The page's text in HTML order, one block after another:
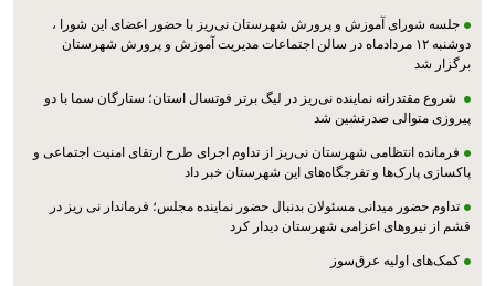
جلسه شورای آموزش و پرورش شهرستان نی‌ریز با حضور اعضای این شورا ،
دوشنبه ۱۲ مردادماه در سالن اجتماعات مدیریت آموزش و پرورش شهرستان
برگزار شد
شروع مقتدرانه نماینده نی‌ریز در لیگ برتر فوتسال استان؛ ستارگان سما با دو
پیروزی متوالی صدرنشین شد
فرمانده انتظامی شهرستان نی‌ریز از تداوم اجرای طرح ارتقای امنیت اجتماعی و
پاکسازی پارک‌ها و تفرجگاه‌های این شهرستان خبر داد
تداوم حضور میدانی مسئولان بدنبال حضور نماینده مجلس؛ فرماندار نی ریز در
قشم از نیروهای اعزامی شهرستان دیدار کرد
کمک‌های اولیه عرق‌سوز